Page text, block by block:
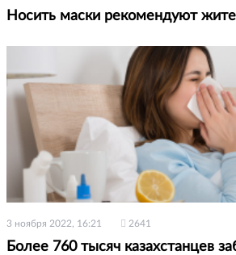
Носить маски рекомендуют
3 ноября 2022, 16:21 2641
Более 760 тысяч казахстанцев